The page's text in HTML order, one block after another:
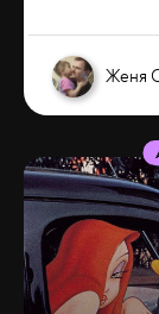
Женя